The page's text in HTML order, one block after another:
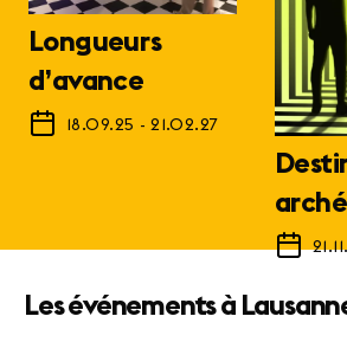
Longueurs
d’avance
18.09.25 - 21.02.27
1798
Les événements à